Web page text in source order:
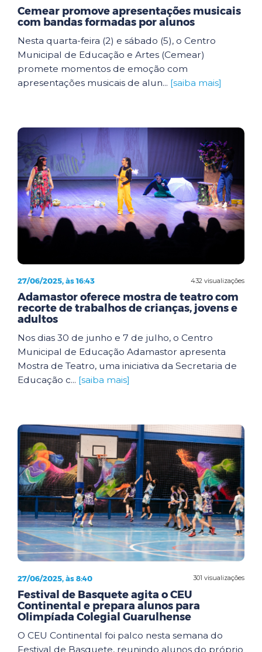
Cemear promove apresentações musicais
com bandas formadas por alunos
Nesta quarta-feira (2) e sábado (5), o Centro
Municipal de Educação e Artes (Cemear)
promete momentos de emoção com
apresentações musicais de alun... [saiba mais]
432 visualizações
27/06/2025, às 16:43
Adamastor oferece mostra de teatro com
recorte de trabalhos de crianças, jovens e
adultos
Nos dias 30 de junho e 7 de julho, o Centro
Municipal de Educação Adamastor apresenta
Mostra de Teatro, uma iniciativa da Secretaria de
Educação c... [saiba mais]
301 visualizações
27/06/2025, às 8:40
Festival de Basquete agita o CEU
Continental e prepara alunos para
Olimpíada Colegial Guarulhense
O CEU Continental foi palco nesta semana do
Festival de Basquete, reunindo alunos do próprio